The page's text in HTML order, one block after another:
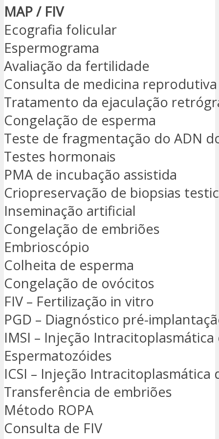
MAP / FIV
Ecografia folicular
Espermograma
Avaliação da fertilidade
Consulta de medicina reprodutiva
Tratamento da ejaculação
Congelação de esperma
Teste de fragmentação do ADN
Testes hormonais
PMA de incubação assistida
Criopreservação de biopsias
Inseminação artificial
Congelação de embriões
Embrioscópio
Colheita de esperma
Congelação de ovócitos
FIV – Fertilização in vitro
PGD – Diagnóstico pré-
IMSI – Injeção Intracitoplasmática
Espermatozóides
ICSI – Injeção Intracitoplasmática
Transferência de embriões
Método ROPA
Consulta de FIV